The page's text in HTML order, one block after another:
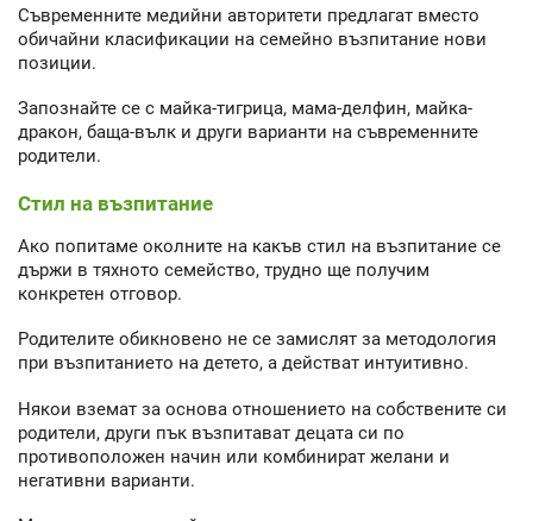
Съвременните медийни авторитети предлагат вместо
обичайни класификации на семейно възпитание нови
позиции.
Запознайте се с майка-тигрица, мама-делфин, майка-
дракон, баща-вълк и други варианти на съвременните
родители.
Стил на възпитание
Ако попитаме околните на какъв стил на възпитание се
държи в тяхното семейство, трудно ще получим
конкретен отговор.
Родителите обикновено не се замислят за методология
при възпитанието на детето, а действат интуитивно.
Някои вземат за основа отношението на собствените си
родители, други пък възпитават децата си по
противоположен начин или комбинират желани и
негативни варианти.